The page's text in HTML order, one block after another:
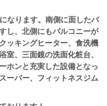
なります。南側に面したバ
し、北側にもバルコニーが
ッキングヒーター、食洗機
室、三面鏡の洗面化粧台、
ホンと充実した設備となっ
ーパー、フィットネスジム